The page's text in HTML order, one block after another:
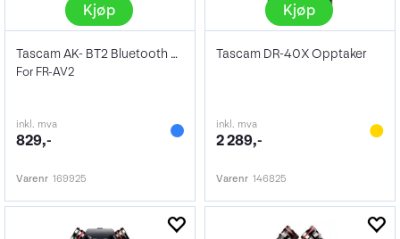
Kjøp
Tascam AK- BT2 Bluetooth Adapter
For FR-AV2
inkl. mva
829,-
Varenr 169925
Kjøp
Tascam DR-40X Opptaker
inkl. mva
2 289,-
Varenr 146825